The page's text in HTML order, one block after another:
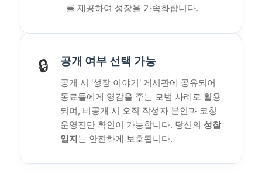
를 제공하여 성장을 가속화합니다.
🔒 공개 여부 선택 가능
공개 시 '성장 이야기' 게시판에 공유되어
동료들에게 영감을 주는 모범 사례로 활용
되며, 비공개 시 오직 작성자 본인과 코칭
운영진만 확인이 가능합니다. 당신의 성찰
일지는 안전하게 보호됩니다.